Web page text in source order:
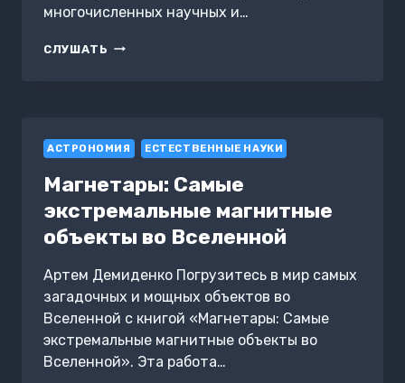
многочисленных научных и…
СЛУШАТЬ КАК
АСТРОНОМИЯ ЕСТЕСТВЕННЫЕ НАУКИ
Магнетары: Самые
экстремальные магнитные
объекты во Вселенной
Артем Демиденко Погрузитесь в мир самых
загадочных и мощных объектов во
Вселенной с книгой «Магнетары: Самые
экстремальные магнитные объекты во
Вселенной». Эта работа…